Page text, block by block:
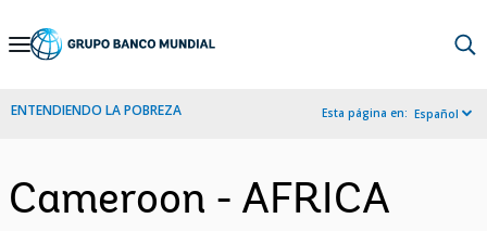
Skip
Navigation
ENTENDIENDO LA POBREZA Esta página en: Español
Cameroon - AFRICA